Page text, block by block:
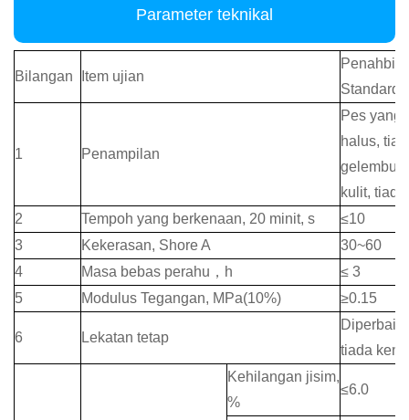
Parameter teknikal
Bilangan Item ujian
Standard
1 Penampilan
Pes yang
halus,
kulit,
2
Tempoh yang berkenaan, 20 minit, s ≤10
3
Kekerasan, Shore A
30~60
4
Masa bebas perahu ， h ≤ 3
5
Modulus Tegangan, MPa(10%) ≥0.15
6 Lekatan tetap
tiada
Kehilangan jisim,
%
≤6.0